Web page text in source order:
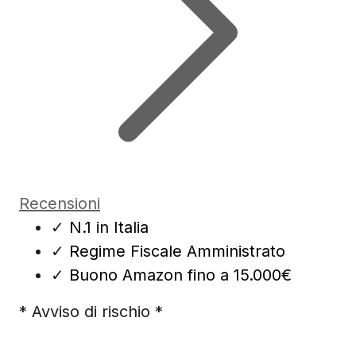
Recensioni
✓ N.1 in Italia
✓ Regime Fiscale Amministrato
✓ Buono Amazon fino a 15.000€
* Avviso di rischio *